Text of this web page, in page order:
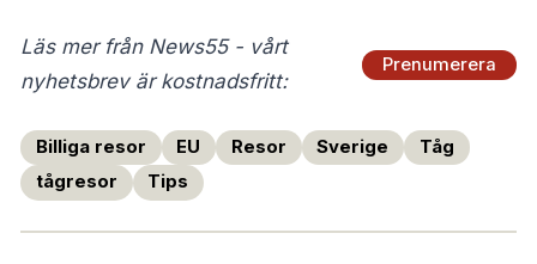
Läs mer från News55 - vårt
nyhetsbrev är kostnadsfritt:
Prenumerera
Billiga resor EU Resor Sverige
Tåg
tågresor
Tips